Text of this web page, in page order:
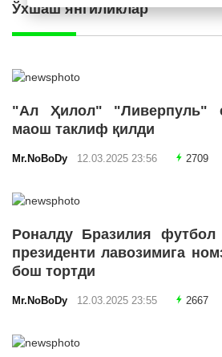
Ўхшаш янгиликлар
"Ал Ҳилол" "Ливерпуль"
маош таклиф қилди
Mr.NoBoDy 12.03.2025 23:56 2709
Роналду Бразилия футбол
президенти лавозимига
бош тортди
Mr.NoBoDy 12.03.2025 23:55 2667